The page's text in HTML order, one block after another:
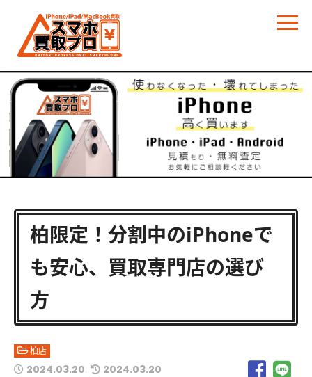
柏限定！分割中のiPhoneで
も安心、買取専門店の選び
方
柏店
2024.03.20 2024.03.20